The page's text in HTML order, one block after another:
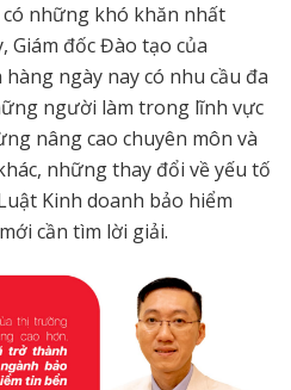
những khó khăn nhất
Giám đốc Đào tạo của
ngày nay có nhu cầu đa
người làm trong lĩnh vực
nâng cao chuyên môn và
những thay đổi về yếu tố
Kinh doanh bảo hiểm
cần tìm lời giải.